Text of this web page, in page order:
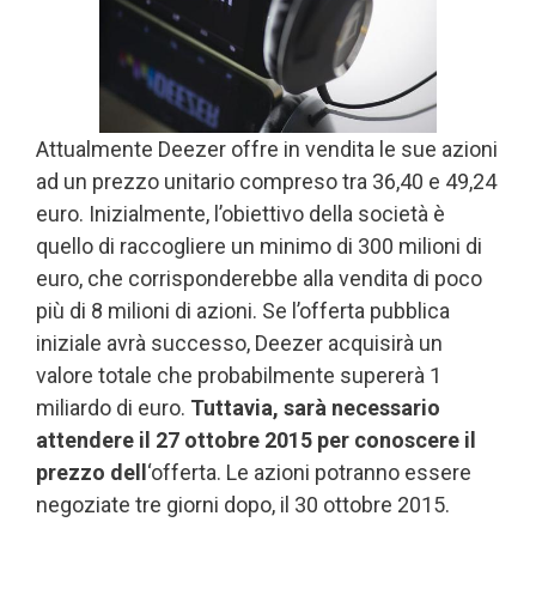
Attualmente Deezer offre in vendita le sue azioni
ad un prezzo unitario compreso tra 36,40 e 49,24
euro. Inizialmente, l’obiettivo della società è
quello di raccogliere un minimo di 300 milioni di
euro, che corrisponderebbe alla vendita di poco
più di 8 milioni di azioni. Se l’offerta pubblica
iniziale avrà successo, Deezer acquisirà un
valore totale che probabilmente supererà 1
miliardo di euro. Tuttavia, sarà necessario
attendere il 27 ottobre 2015 per conoscere il
prezzo dell‘offerta. Le azioni potranno essere
negoziate tre giorni dopo, il 30 ottobre 2015.